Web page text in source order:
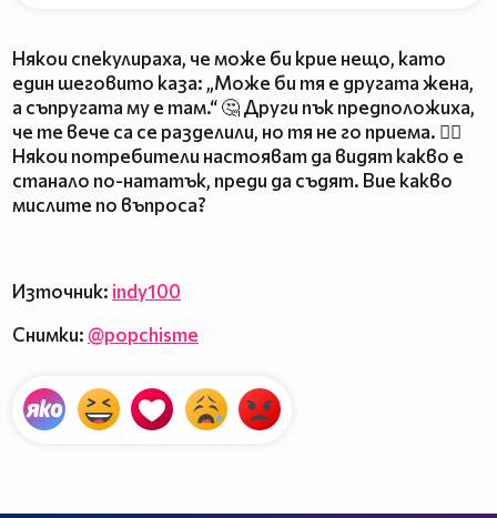
Някои спекулираха, че може би крие нещо, като
един шеговито каза: „Може би тя е другата жена,
а съпругата му е там.“ 🤔 Други пък предположиха,
че те вече са се разделили, но тя не го приема. 🕵️‍♀️
Някои потребители настояват да видят какво е
станало по-нататък, преди да съдят. Вие какво
мислите по въпроса?
Източник: indy100
Снимки: @popchisme